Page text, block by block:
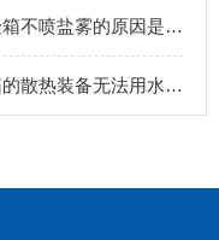
盐雾腐蚀试验箱不喷盐雾的原因是什么？
冷冲击试验箱的散热装备无法用水塔时怎么办？